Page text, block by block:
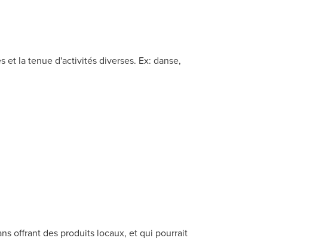
et la tenue d'activités diverses. Ex: danse,
offrant des produits locaux, et qui pourrait